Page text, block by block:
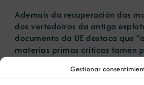
Gestionar
Ademais da recuperación das
dos vertedoiros da antiga
documento da UE destaca que
materias primas críticas tamén
restaurar o medio ambiente” e
“beneficios reais para as